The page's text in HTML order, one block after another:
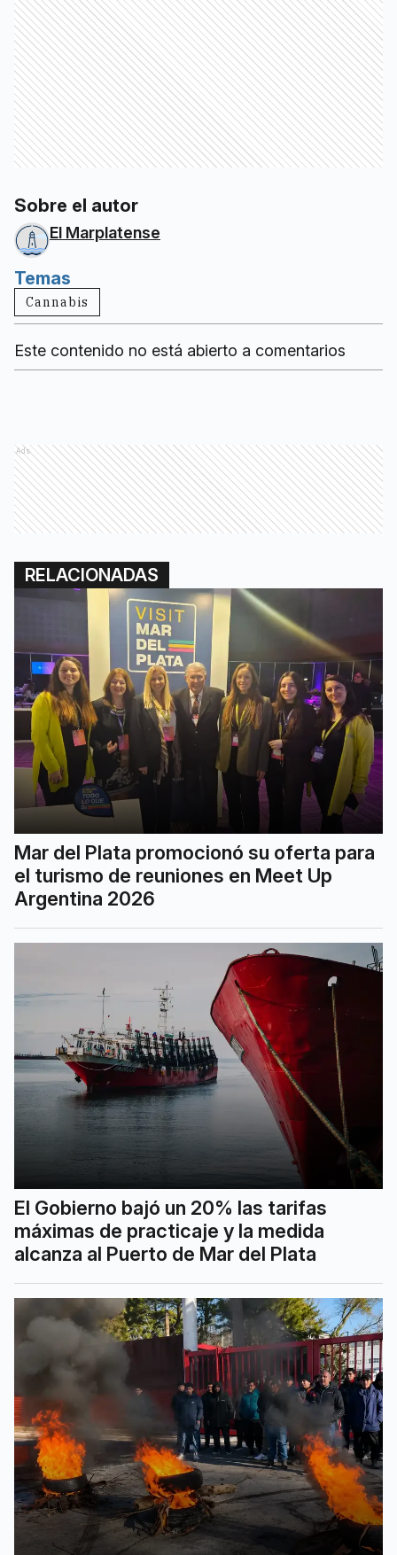
Sobre el autor
El Marplatense
Temas
Cannabis
Este contenido no está abierto a comentarios
Ads
RELACIONADAS
Mar del Plata promocionó su oferta para
el turismo de reuniones en Meet Up
Argentina 2026
El Gobierno bajó un 20% las tarifas
máximas de practicaje y la medida
alcanza al Puerto de Mar del Plata